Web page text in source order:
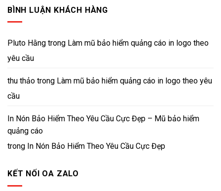
BÌNH LUẬN KHÁCH HÀNG
Pluto Hằng trong Làm mũ bảo hiểm quảng cáo in logo theo
yêu cầu
thu thảo trong Làm mũ bảo hiểm quảng cáo in logo theo yêu
cầu
In Nón Bảo Hiểm Theo Yêu Cầu Cực Đẹp – Mũ bảo hiểm
quảng cáo
trong In Nón Bảo Hiểm Theo Yêu Cầu Cực Đẹp
KẾT NỐI OA ZALO